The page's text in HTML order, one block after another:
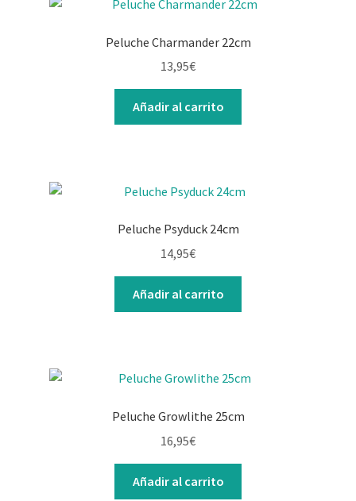
Peluche Charmander 22cm
13,95€
Añadir al carrito
Peluche Psyduck 24cm
14,95€
Añadir al carrito
Peluche Growlithe 25cm
16,95€
Añadir al carrito